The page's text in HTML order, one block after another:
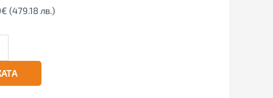
€ (479.18 лв.)